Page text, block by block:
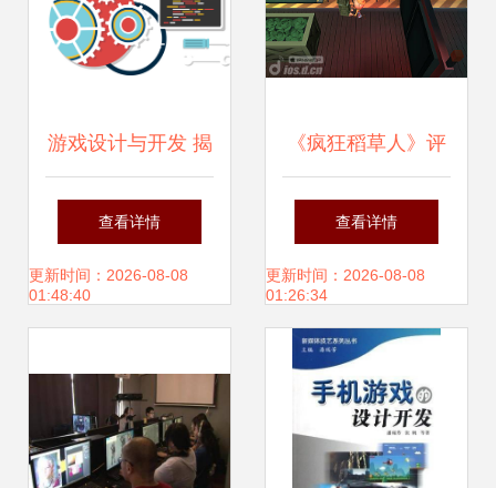
游戏设计与开发 揭
秘创作背后的旅程
查看详情
更新时间：2026-08-08
01:48:40
《疯狂稻草人》评
测 宅急送就是这么
贴心，一场荒诞又
温情的冒险
查看详情
更新时间：2026-08-08
01:26:34